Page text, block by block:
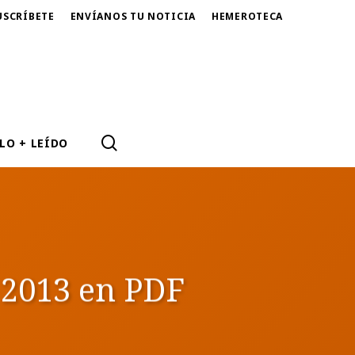
ENVÍANOS TU NOTICIA HEMEROTECA
LO + LEÍDO
en PDF